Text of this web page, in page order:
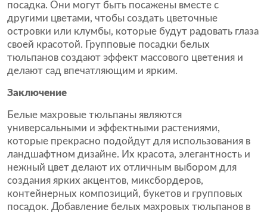
посадка. Они могут быть посажены вместе с
другими цветами, чтобы создать цветочные
островки или клумбы, которые будут радовать глаза
своей красотой. Групповые посадки белых
тюльпанов создают эффект массового цветения и
делают сад впечатляющим и ярким.
Заключение
Белые махровые тюльпаны являются
универсальными и эффектными растениями,
которые прекрасно подойдут для использования в
ландшафтном дизайне. Их красота, элегантность и
нежный цвет делают их отличным выбором для
создания ярких акцентов, миксбордеров,
контейнерных композиций, букетов и групповых
посадок. Добавление белых махровых тюльпанов в